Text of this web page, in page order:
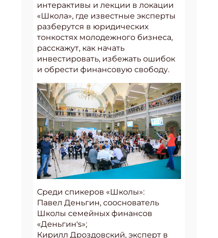
интерактивы и лекции в локации
«Школа», где известные эксперты
разберутся в юридических
тонкостях молодежного бизнеса,
расскажут, как начать
инвестировать, избежать ошибок
и обрести финансовую свободу.
Среди спикеров «Школы»:
Павел Деньгин, сооснователь
Школы семейных финансов
«Деньгин's»;
Кирилл Дроздовский, эксперт в